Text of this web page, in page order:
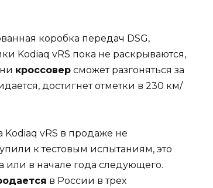
коробка передач DSG,
Kodiaq vRS пока не раскрываются,
кроссовер сможет разгоняться за
достигнет отметки в 230 км/
vRS в продаже не
к тестовым испытаниям, это
или в начале года следующего.
в России в трех